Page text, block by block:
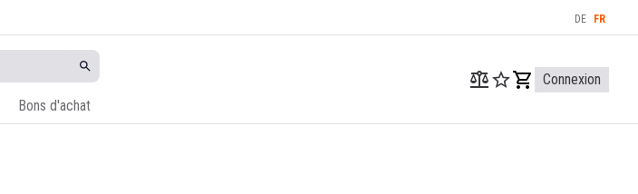
DE FR
Bons d'achat
Connexion